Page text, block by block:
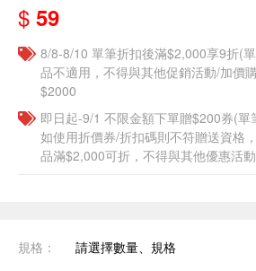
$ 59
8/8-8/10 單筆折扣後滿$2,000享9折(
品不適用，不得與其他促銷活動/加價
$2000
即日起-9/1 不限金額下單贈$200券(
如使用折價券/折扣碼則不符贈送資格
品滿$2,000可折，不得與其他優惠活
規格： 請選擇數量、規格